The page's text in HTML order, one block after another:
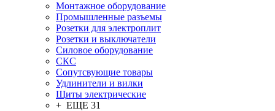
Монтажное оборудование
Промышленные разъемы
Розетки для электроплит
Розетки и выключатели
Силовое оборудование
СКС
Сопутсвующие товары
Удлинители и вилки
Щиты электрические
+ ЕЩЕ 31